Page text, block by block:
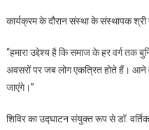
कार्यक्रम के दौरान संस्था के संस्थापक श्री
“हमारा उद्देश्य है कि समाज के हर वर्ग तक
अवसरों पर जब लोग एकत्रित होते हैं।
जाएंगे।”
शिविर का उद्घाटन संयुक्त रूप से डॉ.